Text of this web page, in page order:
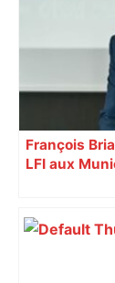
François
LFI aux